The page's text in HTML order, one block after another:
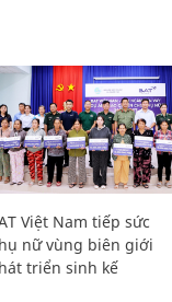
Việt Nam tiếp sức
nữ vùng biên giới
triển sinh kế